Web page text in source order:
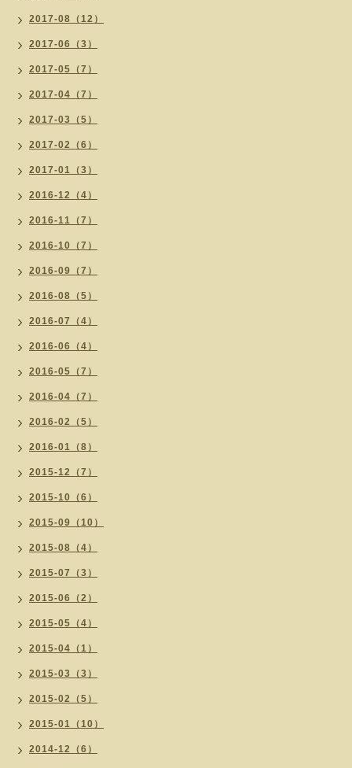
2017-08（12）
2017-06（3）
2017-05（7）
2017-04（7）
2017-03（5）
2017-02（6）
2017-01（3）
2016-12（4）
2016-11（7）
2016-10（7）
2016-09（7）
2016-08（5）
2016-07（4）
2016-06（4）
2016-05（7）
2016-04（7）
2016-02（5）
2016-01（8）
2015-12（7）
2015-10（6）
2015-09（10）
2015-08（4）
2015-07（3）
2015-06（2）
2015-05（4）
2015-04（1）
2015-03（3）
2015-02（5）
2015-01（10）
2014-12（6）